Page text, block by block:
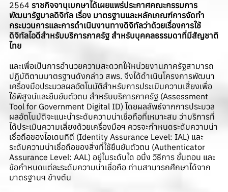
2564 ราชกิจจานุเบกษาได้เผยแพร่ประกาศคณะกรรมการ
พัฒนารัฐบาลดิจิทัล เรื่อง มาตรฐานและหลักเกณฑ์การจัดทำ
กระบวนการและการดำเนินงานทางดิจิทัลว่าด้วยเรื่องการใช้
ดิจิทัลไอดีสำหรับบริการภาครัฐ สำหรับบุคคลธรรมดาที่มีสัญชาติ
ไทย
และเพื่อเป็นการอำนวยความสะดวกให้หน่วยงานภาครัฐสามารถ
ปฏิบัติตามมาตรฐานดังกล่าว สพร. จึงได้ดำเนินโครงการพัฒนา
เครื่องมือประมวลผลอัตโนมัติสำหรับการประเมินความเสี่ยงเพื่อ
ใช้พิสูจน์และยืนยันตัวตน สำหรับบริการภาครัฐ (Assessment
Tool for Government Digital ID) โดยผลลัพธ์จากการประมวล
ผลอัตโนมัติจะแนะนำระดับความน่าเชื่อถือที่เหมาะสม ว่าบริการที่
ได้ประเมินความเสี่ยงด้วยเครื่องมือฯ ควรจะกำหนดระดับความน่า
เชื่อถือของไอเดนทิตี (Identity Assurance Level: IAL) และ
ระดับความน่าเชื่อถือของสิ่งที่ใช้ยืนยันตัวตน (Authenticator
Assurance Level: AAL) อยู่ในระดับใด อนึ่ง วิธีการ ขั้นตอน และ
ข้อกำหนดแต่ละระดับความน่าเชื่อถือ ท่านสามารถศึกษาได้จาก
มาตรฐานฯ ข้างต้น